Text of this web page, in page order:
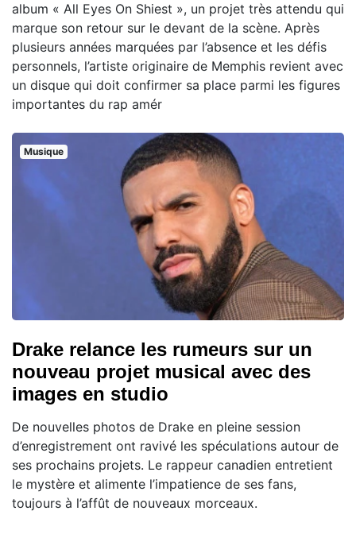
album « All Eyes On Shiest », un projet très attendu qui
marque son retour sur le devant de la scène. Après
plusieurs années marquées par l’absence et les défis
personnels, l’artiste originaire de Memphis revient avec
un disque qui doit confirmer sa place parmi les figures
importantes du rap amér
Musique
Drake relance les rumeurs sur un
nouveau projet musical avec des
images en studio
De nouvelles photos de Drake en pleine session
d’enregistrement ont ravivé les spéculations autour de
ses prochains projets. Le rappeur canadien entretient
le mystère et alimente l’impatience de ses fans,
toujours à l’affût de nouveaux morceaux.